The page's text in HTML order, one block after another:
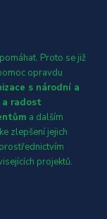
Proto se již
opravdu
s národní a
a radost
a dalším
zlepšení jejich
projektů.